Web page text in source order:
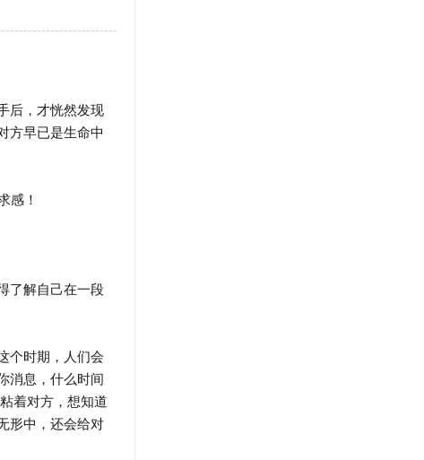
后，才恍然发现
方早已是生命中
感！
了解自己在一段
个时期，人们会
消息，什么时间
着对方，想知道
形中，还会给对